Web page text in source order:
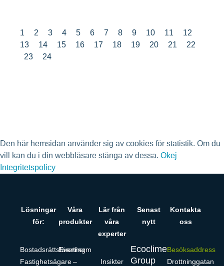
1 2 3 4 5 6 7 8 9 10 11
12
13
14 15 16 17 18 19 20 21
22
23
24
Den här hemsidan använder sig av cookies för statistik. Om du
vill kan du i din webbläsare stänga av dessa. Okej
Integritetspolicy
Lösningar
för:
Bostadsrättsförening
Fastighetsägare
Våra
produkter
Evertherm
–
Lär från
våra
experter
Insikter
Senast
nytt
Ecoclime
Group
Kontakta
oss
Besöksaddress
Drottninggatan